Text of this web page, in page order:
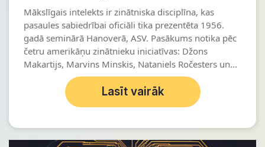
Mākslīgais intelekts ir zinātniska disciplīna, kas
pasaules sabiedrībai oficiāli tika prezentēta 1956.
gadā seminārā Hanoverā, ASV. Pasākums notika pēc
četru amerikāņu zinātnieku iniciatīvas: Džons
Makartijs, Marvins Minskis, Nataniels Ročesters un...
Lasīt vairāk